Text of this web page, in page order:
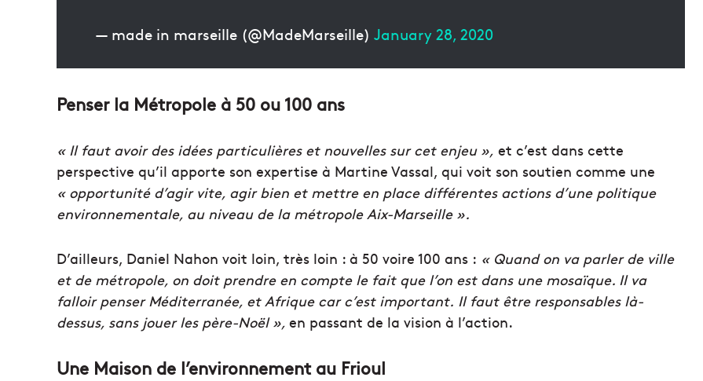
— made in marseille (@MadeMarseille) January 28, 2020
Penser la Métropole à 50 ou 100 ans
« Il faut avoir des idées particulières et nouvelles sur cet enjeu », et c’est dans cette
perspective qu’il apporte son expertise à Martine Vassal, qui voit son soutien comme une
« opportunité d’agir vite, agir bien et mettre en place différentes actions d’une politique
environnementale, au niveau de la métropole Aix-Marseille ».
D’ailleurs, Daniel Nahon voit loin, très loin : à 50 voire 100 ans : « Quand on va parler de ville
et de métropole, on doit prendre en compte le fait que l’on est dans une mosaïque. Il va
falloir penser Méditerranée, et Afrique car c’est important. Il faut être responsables là-
dessus, sans jouer les père-Noël », en passant de la vision à l’action.
Une Maison de l’environnement au Frioul